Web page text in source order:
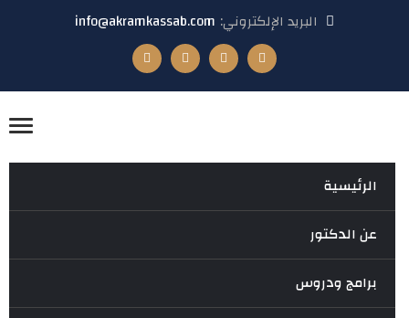
البريد الإلكتروني: info@akramkassab.com
الرئيسية
عن الدكتور
برامج ودروس